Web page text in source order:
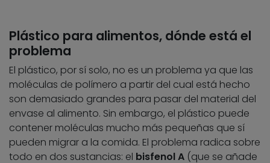
Plástico para alimentos, dónde está el
problema
El plástico, por sí solo, no es un problema ya que las
moléculas de polímero a partir del cual está hecho
son demasiado grandes para pasar del material del
envase al alimento. Sin embargo, el plástico puede
contener moléculas mucho más pequeñas que sí
pueden migrar a la comida. El problema radica sobre
todo en dos sustancias: el bisfenol A (que se añade